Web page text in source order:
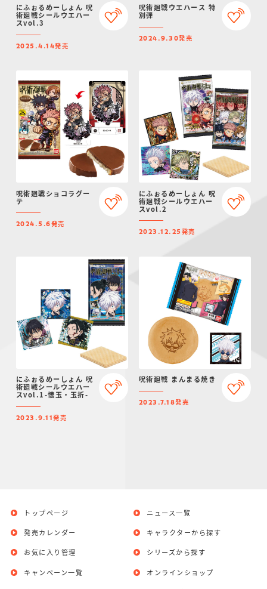
にふぉるめーしょん 呪
術廻戦シールウエハー
スvol.3
2025.4.14発売
呪術廻戦ウエハース 特
別弾
2024.9.30発売
呪術廻戦ショコラグー
テ
2024.5.6発売
にふぉるめーしょん 呪
術廻戦シールウエハー
スvol.2
2023.12.25 発売
にふぉるめーしょん 呪
術廻戦シールウエハー
スvol.1-懐玉・玉折-
2023.9.11発売
呪術廻戦 まんまる焼き
2023.7.18発売
トップページ
発売カレンダー
お気に入り管理
ニュース一覧
キャラクターから探す
シリーズから探す
キャンペーン一覧 オンラインショップ